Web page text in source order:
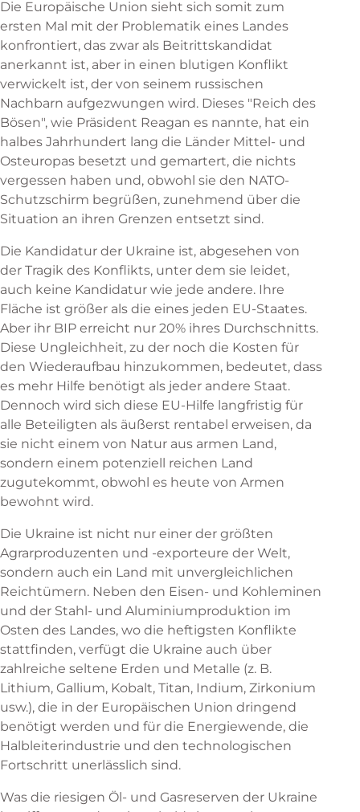
Die Europäische Union sieht sich somit zum
ersten Mal mit der Problematik eines Landes
konfrontiert, das zwar als Beitrittskandidat
anerkannt ist, aber in einen blutigen Konflikt
verwickelt ist, der von seinem russischen
Nachbarn aufgezwungen wird. Dieses "Reich des
Bösen", wie Präsident Reagan es nannte, hat ein
halbes Jahrhundert lang die Länder Mittel- und
Osteuropas besetzt und gemartert, die nichts
vergessen haben und, obwohl sie den NATO-
Schutzschirm begrüßen, zunehmend über die
Situation an ihren Grenzen entsetzt sind.
Die Kandidatur der Ukraine ist, abgesehen von
der Tragik des Konflikts, unter dem sie leidet,
auch keine Kandidatur wie jede andere. Ihre
Fläche ist größer als die eines jeden EU-Staates.
Aber ihr BIP erreicht nur 20% ihres Durchschnitts.
Diese Ungleichheit, zu der noch die Kosten für
den Wiederaufbau hinzukommen, bedeutet, dass
es mehr Hilfe benötigt als jeder andere Staat.
Dennoch wird sich diese EU-Hilfe langfristig für
alle Beteiligten als äußerst rentabel erweisen, da
sie nicht einem von Natur aus armen Land,
sondern einem potenziell reichen Land
zugutekommt, obwohl es heute von Armen
bewohnt wird.
Die Ukraine ist nicht nur einer der größten
Agrarproduzenten und -exporteure der Welt,
sondern auch ein Land mit unvergleichlichen
Reichtümern. Neben den Eisen- und Kohleminen
und der Stahl- und Aluminiumproduktion im
Osten des Landes, wo die heftigsten Konflikte
stattfinden, verfügt die Ukraine auch über
zahlreiche seltene Erden und Metalle (z. B.
Lithium, Gallium, Kobalt, Titan, Indium, Zirkonium
usw.), die in der Europäischen Union dringend
benötigt werden und für die Energiewende, die
Halbleiterindustrie und den technologischen
Fortschritt unerlässlich sind.
Was die riesigen Öl- und Gasreserven der Ukraine